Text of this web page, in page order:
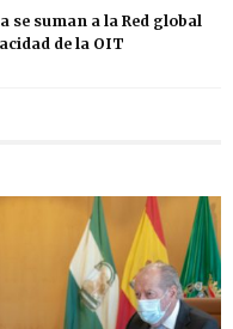
se suman a la Red global
de la OIT